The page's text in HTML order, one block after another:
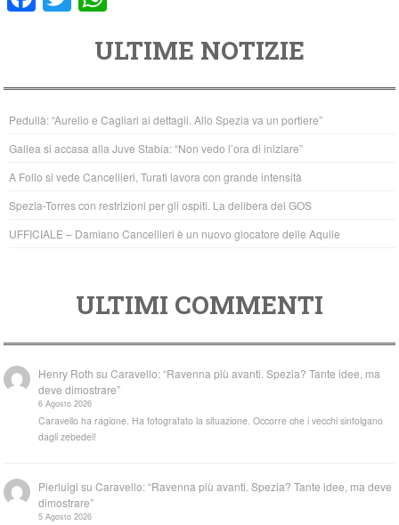
a
e
b
o
o
k
wi
er
at
s
A
p
p
ULTIME NOTIZIE
Pedullà: “Aurelio e Cagliari ai dettagli. Allo Spezia va un portiere”
Gallea si accasa alla Juve Stabia: “Non vedo l’ora di iniziare”
A Follo si vede Cancellieri, Turati lavora con grande intensità
Spezia-Torres con restrizioni per gli ospiti. La delibera del GOS
UFFICIALE – Damiano Cancellieri è un nuovo giocatore delle Aquile
ULTIMI COMMENTI
Henry Roth suCaravello: “Ravenna più avanti. Spezia? Tante idee, ma
deve dimostrare”
6 Agosto 2026
Caravello ha ragione. Ha fotografato la situazione. Occorre che i vecchi sintolgano
dagli zebedei!
Pierluigi suCaravello: “Ravenna più avanti. Spezia? Tante idee, ma deve
dimostrare”
5 Agosto 2026